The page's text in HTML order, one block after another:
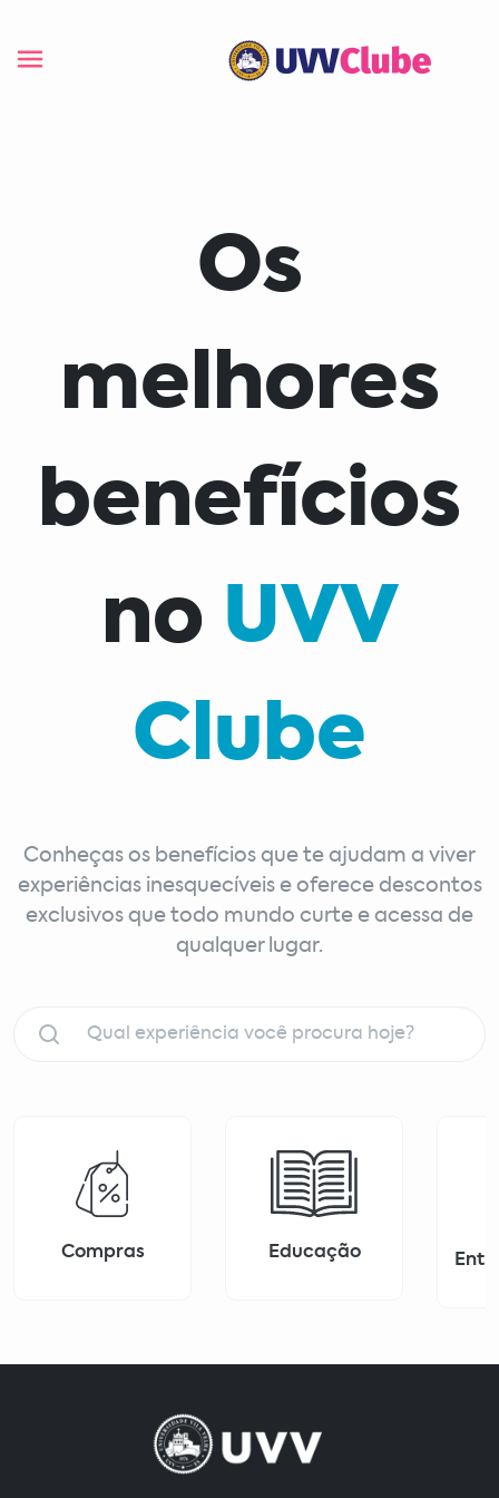
Os
melhores
benefícios
no UVV
Clube
Conheças os benefícios que te ajudam a viver
experiências inesquecíveis e oferece descontos
exclusivos que todo mundo curte e acessa de
qualquer lugar.
Compras Educação